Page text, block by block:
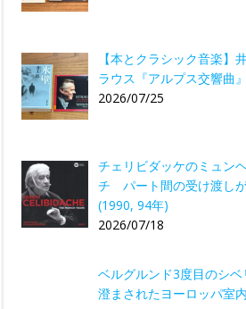
【本とクラシック音楽】
ラウス『アルプス交響曲』
2026/07/25
チェリビダッケのミュン
チ パート間の受け渡し
(1990, 94年)
2026/07/18
ベルグルンド3度目のシ
澄まされたヨーロッパ室